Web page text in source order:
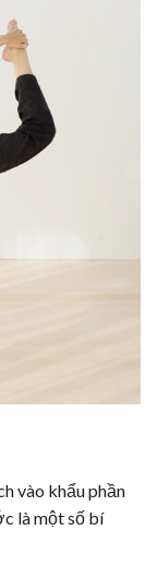
vào khẩu phần
là một số bí